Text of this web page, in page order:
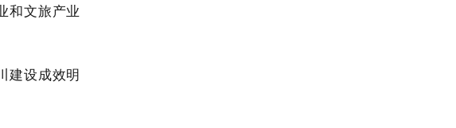
和文旅产业
建设成效明